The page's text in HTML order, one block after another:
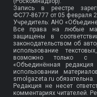
Запись в реестре
ФС77-86777 от 05 февраля
Учредитель: АНО
Все права на любые
защищены в
законодательством об
использование
возможно только с
«Объединённая
использовании
smolgazeta.ru обязательна.
Редакция не несет
комментариях читателей.